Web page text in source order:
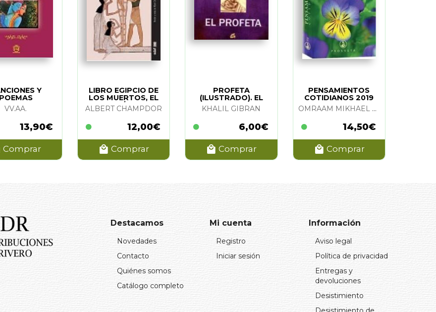
Y
POEMAS
DE LA
INDIA
VV.AA.
13,90€
Comprar
LIBRO EGIPCIO DE
LOS MUERTOS, EL
(N/E)
ALBERT CHAMPDOR
12,00€
Comprar
PROFETA
(ILUSTRADO). EL
KHALIL GIBRAN
6,00€
Comprar
PENSAMIENTOS
COTIDIANOS 2019
OMRAAM MIKHAEL AIVANHOV
14,50€
Comprar
Destacamos
Novedades
Contacto
Quiénes somos
Catálogo completo
Mi cuenta
Registro
Iniciar sesión
Información
Aviso legal
Política de privacidad
Entregas y
devoluciones
Desistimiento